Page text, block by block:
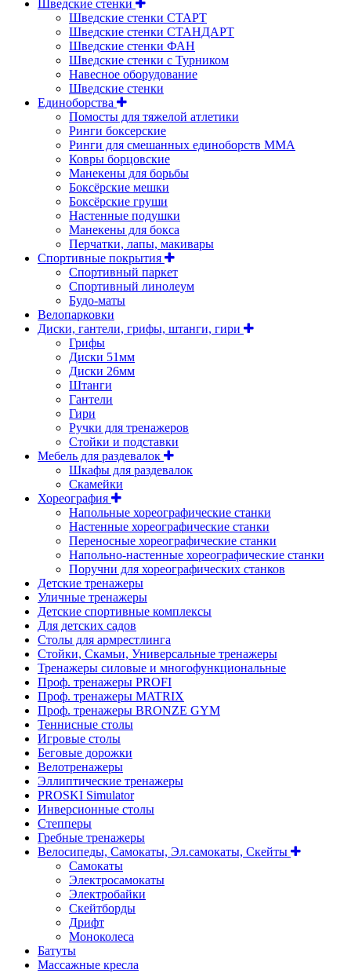
Шведские стенки
Шведские стенки СТАРТ
Шведские стенки СТАНДАРТ
Шведские стенки ФАН
Шведские стенки с Турником
Навесное оборудование
Шведские стенки
Единоборства
Помосты для тяжелой атлетики
Ринги боксерские
Ринги для смешанных единоборств ММА
Ковры борцовские
Манекены для борьбы
Боксёрские мешки
Боксёрские груши
Настенные подушки
Манекены для бокса
Перчатки, лапы, макивары
Спортивные покрытия
Спортивный паркет
Спортивный линолеум
Будо-маты
Велопарковки
Диски, гантели, грифы, штанги, гири
Грифы
Диски 51мм
Диски 26мм
Штанги
Гантели
Гири
Ручки для тренажеров
Стойки и подставки
Мебель для раздевалок
Шкафы для раздевалок
Скамейки
Хореография
Напольные хореографические станки
Настенные хореографические станки
Переносные хореографические станки
Напольно-настенные хореографические станки
Поручни для хореографических станков
Детские тренажеры
Уличные тренажеры
Детские спортивные комплексы
Для детских садов
Столы для армрестлинга
Стойки, Скамьи, Универсальные тренажеры
Тренажеры силовые и многофункциональные
Проф. тренажеры PROFI
Проф. тренажеры MATRIX
Проф. тренажеры BRONZE GYM
Теннисные столы
Игровые столы
Беговые дорожки
Велотренажеры
Эллиптические тренажеры
PROSKI Simulator
Инверсионные столы
Степперы
Гребные тренажеры
Велосипеды, Самокаты, Эл.самокаты, Скейты
Самокаты
Электросамокаты
Электробайки
Скейтборды
Дрифт
Моноколеса
Батуты
Массажные кресла